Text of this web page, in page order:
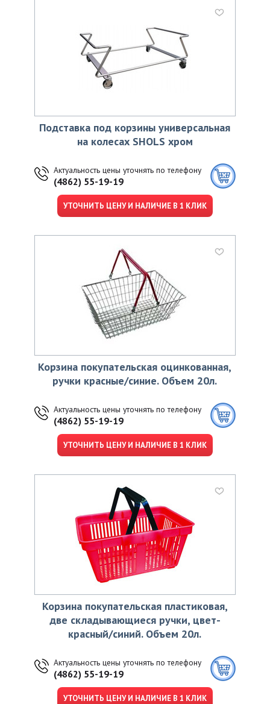
Подставка под корзины универсальная
на колесах SHOLS хром
Актуальность цены уточнять по телефону
(4862) 55-19-19
УТОЧНИТЬ ЦЕНУ И НАЛИЧИЕ В 1 КЛИК
Корзина покупательская оцинкованная,
ручки красные/синие. Объем 20л.
Актуальность цены уточнять по телефону
(4862) 55-19-19
УТОЧНИТЬ ЦЕНУ И НАЛИЧИЕ В 1 КЛИК
Корзина покупательская пластиковая,
две складывающиеся ручки, цвет-
красный/синий. Объем 20л.
Актуальность цены уточнять по телефону
(4862) 55-19-19
УТОЧНИТЬ ЦЕНУ И НАЛИЧИЕ В 1 КЛИК